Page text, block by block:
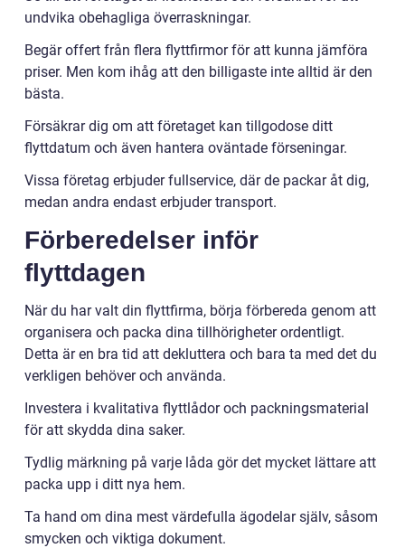
undvika obehagliga överraskningar.
Begär offert från flera flyttfirmor för att kunna jämföra
priser. Men kom ihåg att den billigaste inte alltid är den
bästa.
Försäkrar dig om att företaget kan tillgodose ditt
flyttdatum och även hantera oväntade förseningar.
Vissa företag erbjuder fullservice, där de packar åt dig,
medan andra endast erbjuder transport.
Förberedelser inför
flyttdagen
När du har valt din flyttfirma, börja förbereda genom att
organisera och packa dina tillhörigheter ordentligt.
Detta är en bra tid att dekluttera och bara ta med det du
verkligen behöver och använda.
Investera i kvalitativa flyttlådor och packningsmaterial
för att skydda dina saker.
Tydlig märkning på varje låda gör det mycket lättare att
packa upp i ditt nya hem.
Ta hand om dina mest värdefulla ägodelar själv, såsom
smycken och viktiga dokument.